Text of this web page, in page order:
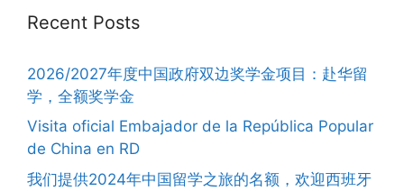
Recent Posts
2026/2027年度中国政府双边奖学金项目：赴华留
学，全额奖学金
Visita oficial Embajador de la República Popular
de China en RD
我们提供2024年中国留学之旅的名额，欢迎西班牙